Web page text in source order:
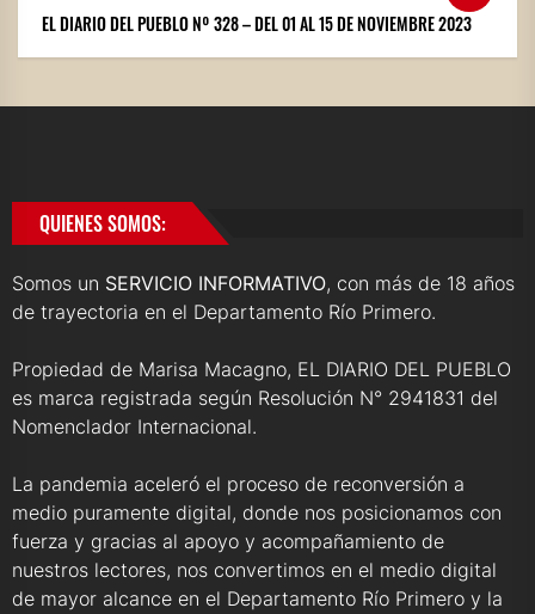
EL DIARIO DEL PUEBLO Nº 328 – DEL 01 AL 15 DE NOVIEMBRE 2023
QUIENES SOMOS:
Somos un SERVICIO INFORMATIVO, con más de 18 años
de trayectoria en el Departamento Río Primero.
Propiedad de Marisa Macagno, EL DIARIO DEL PUEBLO
es marca registrada según Resolución N° 2941831 del
Nomenclador Internacional.
La pandemia aceleró el proceso de reconversión a
medio puramente digital, donde nos posicionamos con
fuerza y gracias al apoyo y acompañamiento de
nuestros lectores, nos convertimos en el medio digital
de mayor alcance en el Departamento Río Primero y la